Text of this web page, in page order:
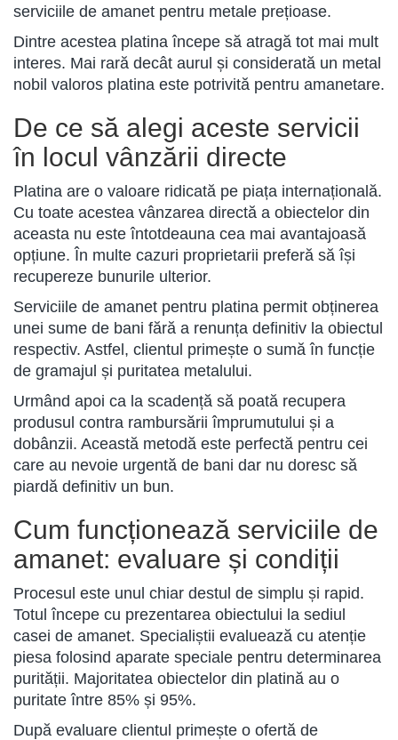
serviciile de amanet pentru metale prețioase.
Dintre acestea platina începe să atragă tot mai mult
interes. Mai rară decât aurul și considerată un metal
nobil valoros platina este potrivită pentru amanetare.
De ce să alegi aceste servicii
în locul vânzării directe
Platina are o valoare ridicată pe piața internațională.
Cu toate acestea vânzarea directă a obiectelor din
aceasta nu este întotdeauna cea mai avantajoasă
opțiune. În multe cazuri proprietarii preferă să își
recupereze bunurile ulterior.
Serviciile de amanet pentru platina permit obținerea
unei sume de bani fără a renunța definitiv la obiectul
respectiv. Astfel, clientul primește o sumă în funcție
de gramajul și puritatea metalului.
Urmând apoi ca la scadență să poată recupera
produsul contra rambursării împrumutului și a
dobânzii. Această metodă este perfectă pentru cei
care au nevoie urgentă de bani dar nu doresc să
piardă definitiv un bun.
Cum funcționează serviciile de
amanet: evaluare și condiții
Procesul este unul chiar destul de simplu și rapid.
Totul începe cu prezentarea obiectului la sediul
casei de amanet. Specialiștii evaluează cu atenție
piesa folosind aparate speciale pentru determinarea
purității. Majoritatea obiectelor din platină au o
puritate între 85% și 95%.
După evaluare clientul primește o ofertă de